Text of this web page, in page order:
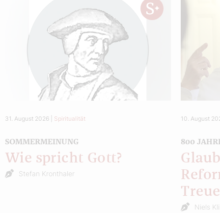
31. August 2026 Spiritualität
SOMMERMEINUNG
Wie spricht Gott?
Stefan Kronthaler
10. August
800
Treue
Niels